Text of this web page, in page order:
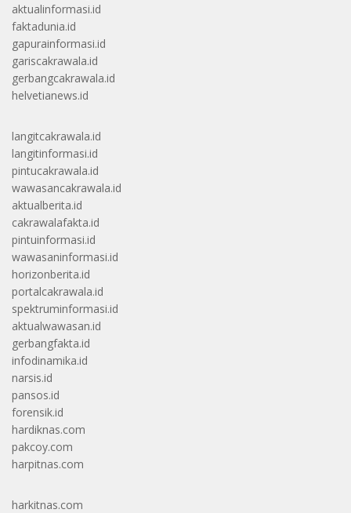
aktualinformasi.id
faktadunia.id
gapurainformasi.id
gariscakrawala.id
gerbangcakrawala.id
helvetianews.id
langitcakrawala.id
langitinformasi.id
pintucakrawala.id
wawasancakrawala.id
aktualberita.id
cakrawalafakta.id
pintuinformasi.id
wawasaninformasi.id
horizonberita.id
portalcakrawala.id
spektruminformasi.id
aktualwawasan.id
gerbangfakta.id
infodinamika.id
narsis.id
pansos.id
forensik.id
hardiknas.com
pakcoy.com
harpitnas.com
harkitnas.com